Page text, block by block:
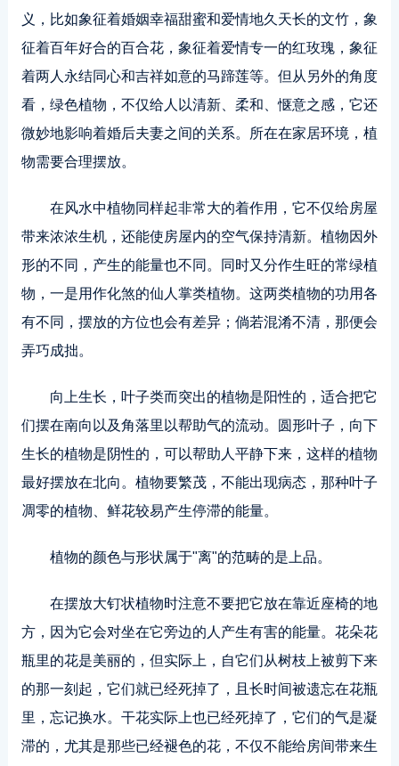
义，比如象征着婚姻幸福甜蜜和爱情地久天长的文竹，象
征着百年好合的百合花，象征着爱情专一的红玫瑰，象征
着两人永结同心和吉祥如意的马蹄莲等。但从另外的角度
看，绿色植物，不仅给人以清新、柔和、惬意之感，它还
微妙地影响着婚后夫妻之间的关系。所在在家居环境，植
物需要合理摆放。
在风水中植物同样起非常大的着作用，它不仅给房屋
带来浓浓生机，还能使房屋内的空气保持清新。植物因外
形的不同，产生的能量也不同。同时又分作生旺的常绿植
物，一是用作化煞的仙人掌类植物。这两类植物的功用各
有不同，摆放的方位也会有差异；倘若混淆不清，那便会
弄巧成拙。
向上生长，叶子类而突出的植物是阳性的，适合把它
们摆在南向以及角落里以帮助气的流动。圆形叶子，向下
生长的植物是阴性的，可以帮助人平静下来，这样的植物
最好摆放在北向。植物要繁茂，不能出现病态，那种叶子
凋零的植物、鲜花较易产生停滞的能量。
植物的颜色与形状属于"离"的范畴的是上品。
在摆放大钉状植物时注意不要把它放在靠近座椅的地
方，因为它会对坐在它旁边的人产生有害的能量。花朵花
瓶里的花是美丽的，但实际上，自它们从树枝上被剪下来
的那一刻起，它们就已经死掉了，且长时间被遗忘在花瓶
里，忘记换水。干花实际上也已经死掉了，它们的气是凝
滞的，尤其是那些已经褪色的花，不仅不能给房间带来生